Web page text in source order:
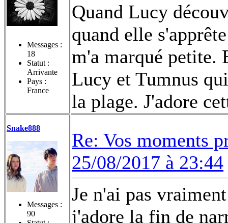
Messages :
18
Statut :
Arrivante
Pays :
France
Quand Lucy
quand elle
m'a marqué petite.
Lucy et Tumnus
la plage. J'adore
Snake888
Messages :
90
Re: Vos moments
25/08/2017 à 23:44
Je n'ai pas
j'adore la fin de